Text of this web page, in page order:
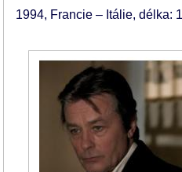
1994 Francie – Itálie délka: